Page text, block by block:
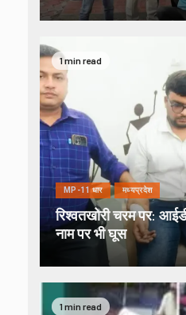
1 min read
MP-11 धार मध्यप्रदेश
रिश्वतखोरी चरम पर:
नाम पर भी घूस
1 min read